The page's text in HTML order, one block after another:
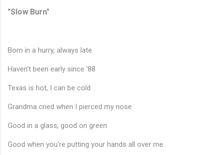
"Slow Burn"
Born in a hurry, always late
Haven't been early since '88
Texas is hot, I can be cold
Grandma cried when I pierced my nose
Good in a glass, good on green
Good when you're putting your hands all over me